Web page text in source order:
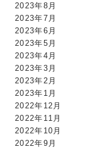
2023年8月
2023年7月
2023年6月
2023年5月
2023年4月
2023年3月
2023年2月
2023年1月
2022年12月
2022年11月
2022年10月
2022年9月